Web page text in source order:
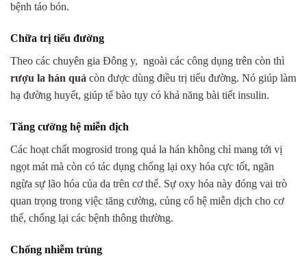
bệnh táo bón.
Chữa trị tiểu đường
Theo các chuyên gia Đông y, ngoài các công dụng trên còn thì
rượu la hán quả còn được dùng điều trị tiểu đường. Nó giúp làm
hạ đường huyết, giúp tế bào tụy có khả năng bài tiết insulin.
Tăng cường hệ miễn dịch
Các hoạt chất mogrosid trong quả la hán không chỉ mang tới vị
ngọt mát mà còn có tác dụng chống lại oxy hóa cực tốt, ngăn
ngừa sự lão hóa của da trên cơ thể. Sự oxy hóa này đóng vai trò
quan trọng trong việc tăng cường, củng cố hệ miễn dịch cho cơ
thể, chống lại các bệnh thông thường.
Chống nhiễm trùng